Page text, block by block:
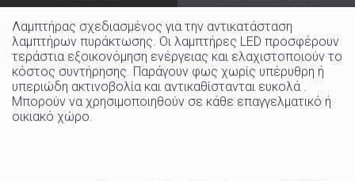
Λαμπτήρας σχεδιασμένος για την αντικατάσταση
λαμπτήρων πυράκτωσης. Οι λαμπτήρες LED προσφέρουν
τεράστια εξοικονόμηση ενέργειας και ελαχιστοποιούν το
κόστος συντήρησης. Παράγουν φως χωρίς υπέρυθρη ή
υπεριώδη ακτινοβολία και αντικαθίστανται ευκολά .
Μπορούν να χρησιμοποιηθούν σε κάθε επαγγελματικό ή
οικιακό χώρo.